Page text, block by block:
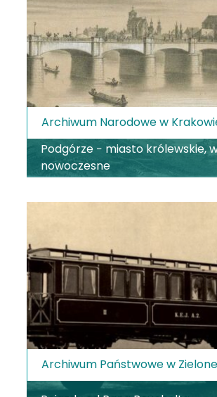
Archiwum Narodowe w
Podgórze − miasto królewskie,
nowoczesne
Archiwum Państwowe w